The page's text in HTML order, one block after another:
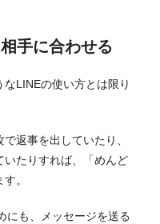
手に合わせる
LINEの使い方とは限り
返事を出していたり、
たりすれば、「めんど
。
にも、メッセージを送る